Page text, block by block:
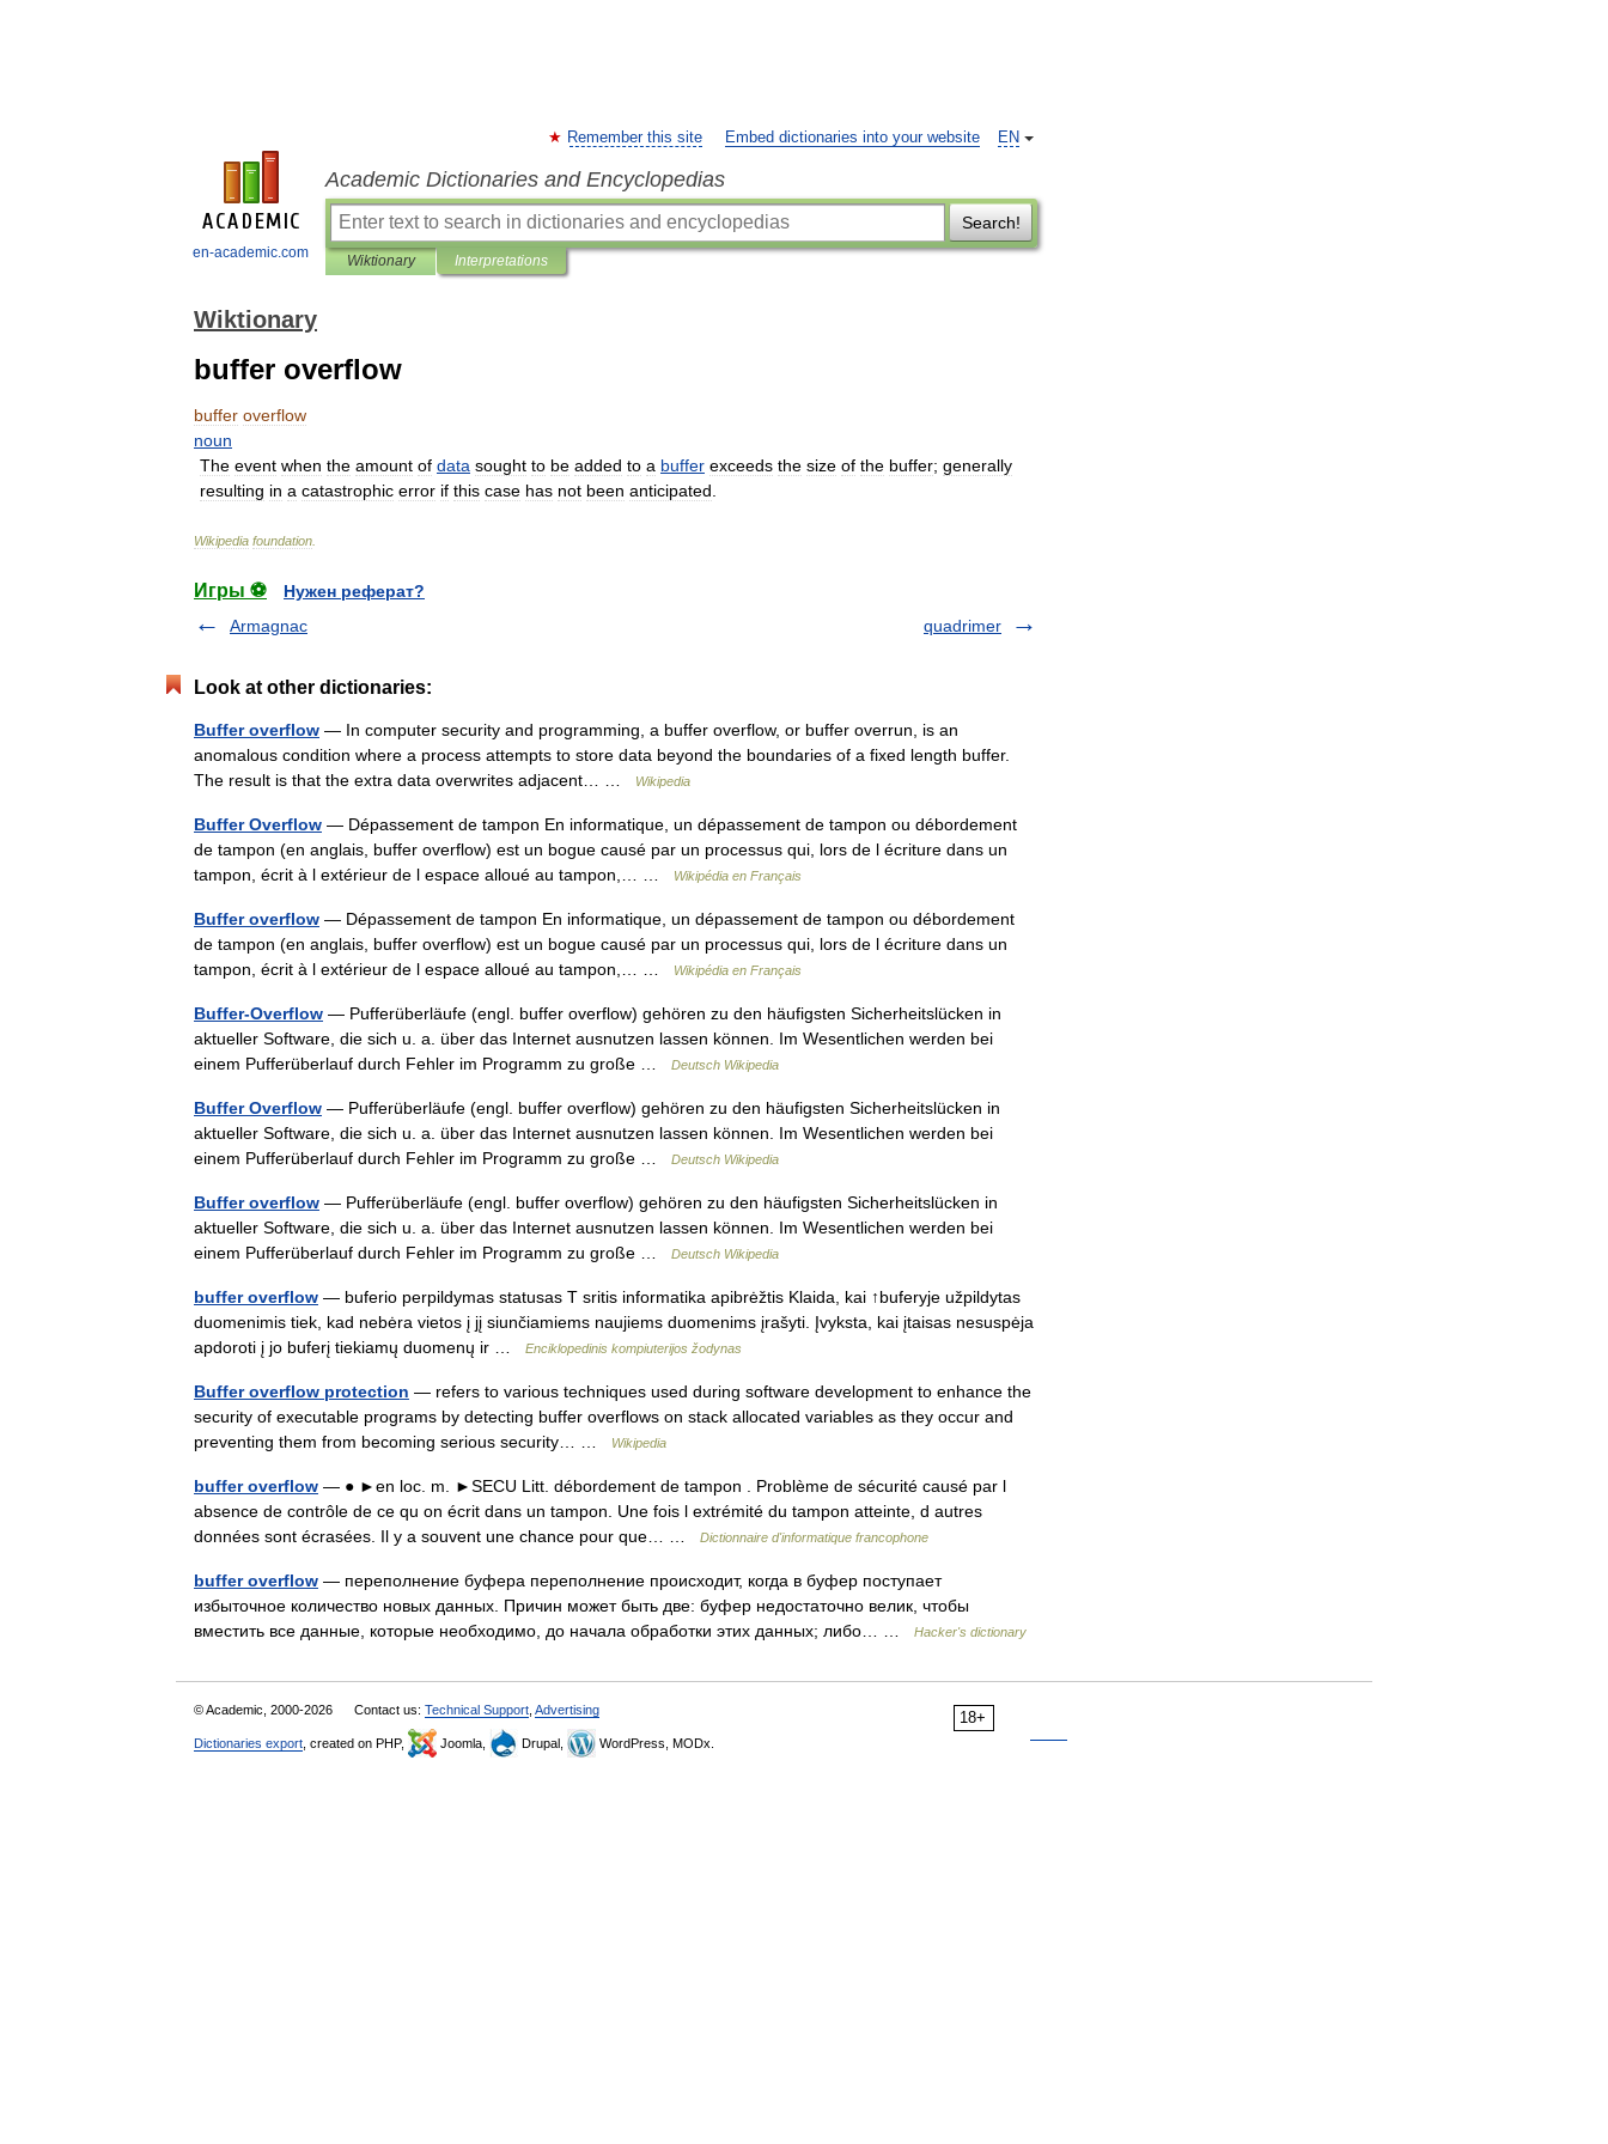
en-academic.com
EN
Remember this site Embed dictionaries into your website
Academic Dictionaries and Encyclopedias
Search!
Wiktionary Interpretations
Wiktionary
buffer overflow
buffer overflow
noun
The event when the amount of data sought to be added to a buffer exceeds the size of the buffer; generally
resulting in a catastrophic error if this case has not been anticipated
Wikipedia foundation
Игры ⚽
Нужен реферат?
Armagnac
quadrimer
Look at other dictionaries:
Buffer overflow — In computer security and programming, a buffer overflow, or buffer overrun, is an
anomalous condition where a process attempts to store data beyond the boundaries of a fixed length buffer.
The result is that the extra data overwrites adjacent… …
Wikipedia
Buffer Overflow — Dépassement de tampon En informatique, un dépassement de tampon ou débordement
de tampon (en anglais, buffer overflow) est un bogue causé par un processus qui, lors de l écriture dans un
tampon, écrit à l extérieur de l espace alloué au tampon,… …
Wikipédia en Français
Buffer overflow — Dépassement de tampon En informatique, un dépassement de tampon ou débordement
de tampon (en anglais, buffer overflow) est un bogue causé par un processus qui, lors de l écriture dans un
tampon, écrit à l extérieur de l espace alloué au tampon,… …
Wikipédia en Français
Buffer-Overflow — Pufferüberläufe (engl. buffer overflow) gehören zu den häufigsten Sicherheitslücken in
aktueller Software, die sich u. a. über das Internet ausnutzen lassen können. Im Wesentlichen werden bei
einem Pufferüberlauf durch Fehler im Programm zu große …
Deutsch Wikipedia
Buffer Overflow — Pufferüberläufe (engl. buffer overflow) gehören zu den häufigsten Sicherheitslücken in
aktueller Software, die sich u. a. über das Internet ausnutzen lassen können. Im Wesentlichen werden bei
einem Pufferüberlauf durch Fehler im Programm zu große …
Deutsch Wikipedia
Buffer overflow — Pufferüberläufe (engl. buffer overflow) gehören zu den häufigsten Sicherheitslücken in
aktueller Software, die sich u. a. über das Internet ausnutzen lassen können. Im Wesentlichen werden bei
einem Pufferüberlauf durch Fehler im Programm zu große …
Deutsch Wikipedia
buffer overflow — buferio perpildymas statusas T sritis informatika apibrėžtis Klaida, kai ↑buferyje užpildytas
duomenimis tiek, kad nebėra vietos į jį siunčiamiems naujiems duomenims įrašyti. Įvyksta, kai įtaisas nesuspėja
apdoroti į jo buferį tiekiamų duomenų ir …
Enciklopedinis kompiuterijos žodynas
Buffer overflow protection — refers to various techniques used during software development to enhance the
security of executable programs by detecting buffer overflows on stack allocated variables as they occur and
preventing them from becoming serious security… …
Wikipedia
buffer overflow — ● ►en loc. m. ►SECU Litt. débordement de tampon . Problème de sécurité causé par l
absence de contrôle de ce qu on écrit dans un tampon. Une fois l extrémité du tampon atteinte, d autres
données sont écrasées. Il y a souvent une chance pour que… …
Dictionnaire d'informatique francophone
buffer overflow — переполнение буфера переполнение происходит, когда в буфер поступает
избыточное количество новых данных. Причин может быть две: буфер недостаточно велик, чтобы
вместить все данные, которые необходимо, до начала обработки этих данных; либо… …
Hacker's dictionary
18+
© Academic, 2000-2026 Contact us: Technical Support Advertising
Dictionaries export , created on PHP, Joomla, Drupal, WordPress, MODx.